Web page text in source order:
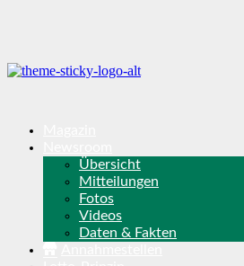
Übersicht
Mitteilungen
Fotos
Videos
Daten & Fakten